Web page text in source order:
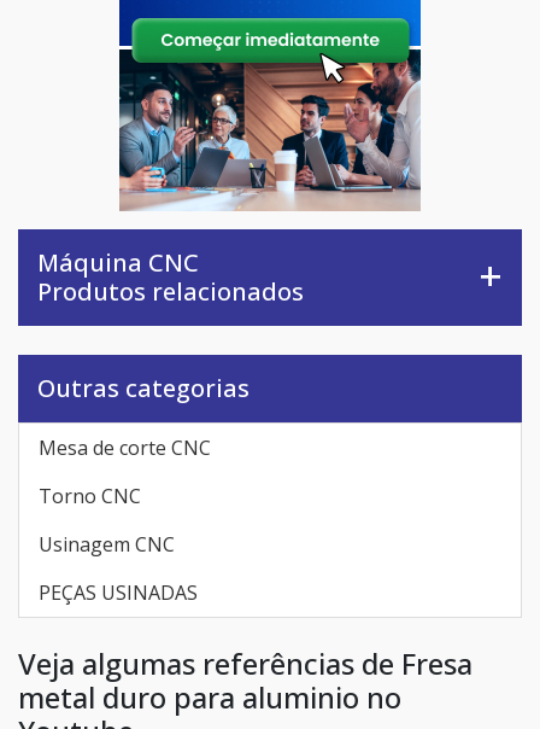
Máquina CNC
Produtos relacionados
Outras categorias
Mesa de corte CNC
Torno CNC
Usinagem CNC
PEÇAS USINADAS
Veja algumas referências de Fresa
metal duro para aluminio no